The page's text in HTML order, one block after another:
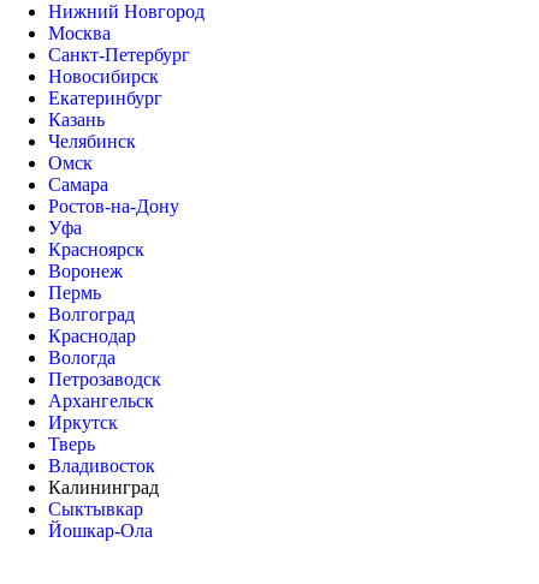
Нижний Новгород
Москва
Санкт-Петербург
Новосибирск
Екатеринбург
Казань
Челябинск
Омск
Самара
Ростов-на-Дону
Уфа
Красноярск
Воронеж
Пермь
Волгоград
Краснодар
Вологда
Петрозаводск
Архангельск
Иркутск
Тверь
Владивосток
Калининград
Сыктывкар
Йошкар-Ола